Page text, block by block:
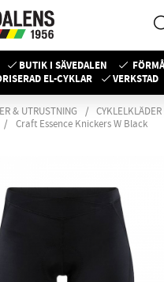
BUTIK I SÄVEDALEN
EL-CYKLAR
VERKSTAD
& UTRUSTNING CYKLELKLÄDER
Craft Essence Knickers W Black